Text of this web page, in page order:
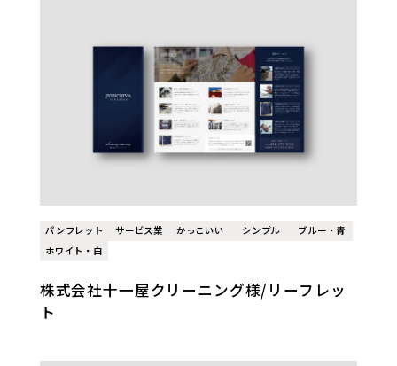
パンフレット サービス業 かっこいい シンプル
ブルー・青
ホワイト・白
株式会社十一屋クリーニング様/リーフレッ
ト